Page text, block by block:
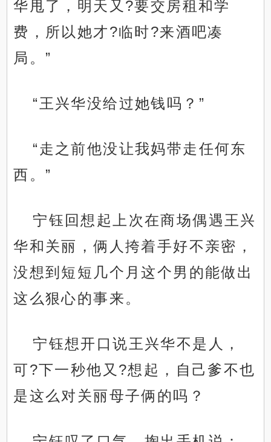
华甩了，明天又?要交房租和学
费，所以她才?临时?来酒吧凑
局。”
“王兴华没给过她钱吗？”
“走之前他没让我妈带走任何东
西。”
宁钰回想起上次在商场偶遇王兴
华和关丽，俩人挎着手好不亲密，
没想到短短几个月这个男的能做出
这么狠心的事来。
宁钰想开口说王兴华不是人，
可?下一秒他又?想起，自己爹不也
是这么对关丽母子俩的吗？